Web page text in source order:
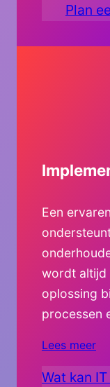
Plan
Een
wordt altijd
oplossing
processen
Lees meer
Wat kan